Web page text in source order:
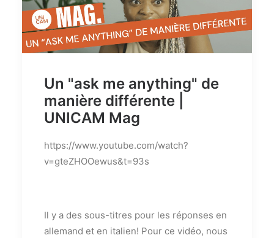
Un "ask me anything" de
manière différente |
UNICAM Mag
https://www.youtube.com/watch?
v=gteZHOOewus&t=93s
Il y a des sous-titres pour les réponses en
allemand et en italien! Pour ce vidéo, nous